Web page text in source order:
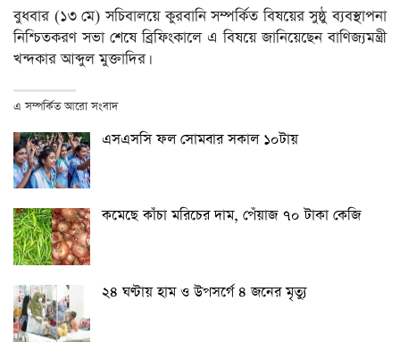
বুধবার (১৩ মে) সচিবালয়ে কুরবানি সম্পর্কিত বিষয়ের সুষ্ঠু ব্যবস্থাপনা
নিশ্চিতকরণ সভা শেষে ব্রিফিংকালে এ বিষয়ে জানিয়েছেন বাণিজ্যমন্ত্রী
খন্দকার আব্দুল মুক্তাদির।
এ সম্পর্কিত আরো সংবাদ
এসএসসি ফল সোমবার সকাল ১০টায়
কমেছে কাঁচা মরিচের দাম, পেঁয়াজ ৭০ টাকা কেজি
২৪ ঘণ্টায় হাম ও উপসর্গে ৪ জনের মৃত্যু